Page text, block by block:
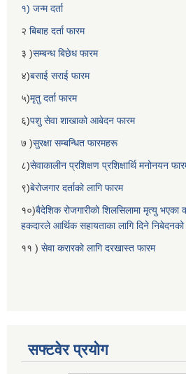
१) जन्म दर्ता
२ बिबाह दर्ता फारम
३ )सम्बन्ध बिछेध फारम
४)बसाई सराई फारम
५)मृतु दर्ता फारम
६)पशु सेवा शाखाको आबेदन फारम
७ )सुरक्षा सम्बन्धित फारमहरू
८)सेवाकालीन प्रशिक्षण प्रशिक्षार्थि मनोनयन
९)बेरोजगार दर्ताको लागि फारम
१०)बैदेशिक रोजगारीको शिलसिलामा मृत्यु
हकदारले आर्थिक सहायताका लागि दिने निबेदनको
११ ) सेवा करारको लागि दरखास्त फारम
सफ्टवेर प्रयोग